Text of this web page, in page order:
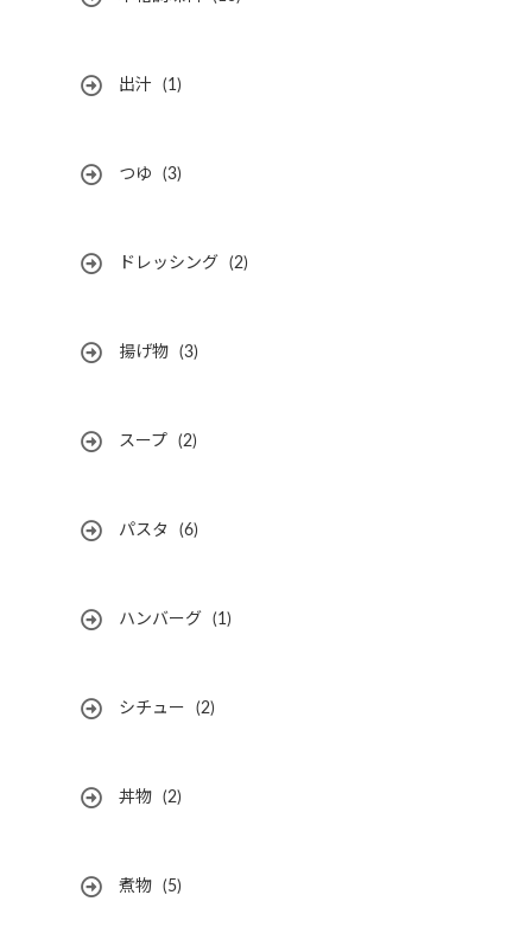
出汁 (1)
つゆ (3)
ドレッシング (2)
揚げ物 (3)
スープ (2)
パスタ (6)
ハンバーグ (1)
シチュー (2)
丼物 (2)
煮物 (5)